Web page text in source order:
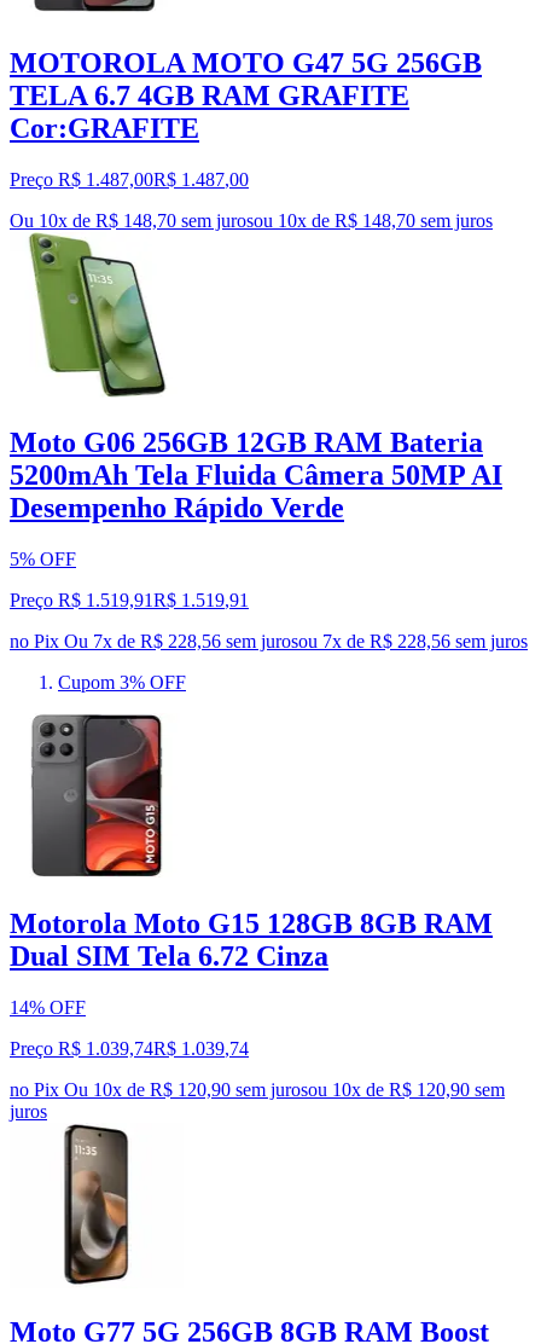
MOTOROLA MOTO G47 5G 256GB
TELA 6.7 4GB RAM GRAFITE
Cor:GRAFITE
Preço R$ 1.487,00R$ 1.487,00
Ou 10x de R$ 148,70 sem jurosou 10x de R$ 148,70 sem juros
Moto G06 256GB 12GB RAM Bateria
5200mAh Tela Fluida Câmera 50MP AI
Desempenho Rápido Verde
5% OFF
Preço R$ 1.519,91R$ 1.519,91
no Pix Ou 7x de R$ 228,56 sem jurosou 7x de R$ 228,56 sem juros
Cupom 3% OFF
Motorola Moto G15 128GB 8GB RAM
Dual SIM Tela 6.72 Cinza
14% OFF
Preço R$ 1.039,74R$ 1.039,74
no Pix Ou 10x de R$ 120,90 sem jurosou 10x de R$ 120,90 sem
juros
Moto G77 5G 256GB 8GB RAM Boost